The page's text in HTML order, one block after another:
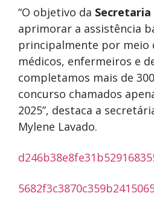
“O objetivo da Secretaria
aprimorar a assistência
principalmente por meio
médicos, enfermeiros e
completamos mais de
concurso chamados
2025”, destaca a
Mylene Lavado.